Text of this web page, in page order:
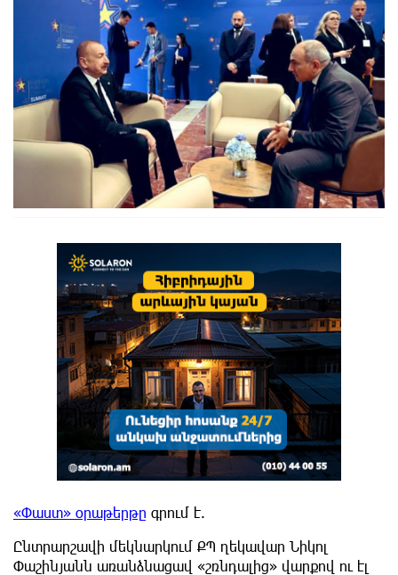
«Փաստ» օրաթերթը գրում է.
Ընտրարշավի մեկնարկում ՔՊ ղեկավար Նիկոլ
Փաշինյանն առանձնացավ «շռնդալից» վարքով ու էլ